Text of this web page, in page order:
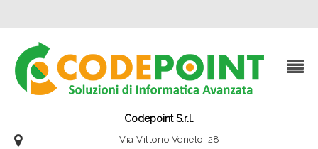
Codepoint S.r.l.
Via Vittorio Veneto, 28